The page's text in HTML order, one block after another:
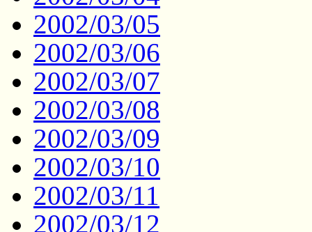
2002/03/05
2002/03/06
2002/03/07
2002/03/08
2002/03/09
2002/03/10
2002/03/11
2002/03/12